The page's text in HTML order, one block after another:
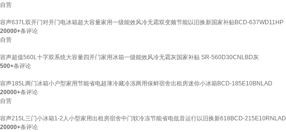
自营
容声637L双开门对开门电冰箱超大容量家用一级能效风冷无霜双变频节能以旧换新国家补贴BCD-637WD11HP
20000+条评论
自营
容声超值560L十字双系统大容量四开门家用冰箱一级能效风冷无霜灰国家补贴 SR-560D30CNLBD灰
500+条评论
容声185L两门冰箱小户型家用节能省电超薄冷藏冷冻两用保鲜宿舍出租房迷你小冰箱BCD-185E10BNLAD
20000+条评论
自营
容声215L三门小冰箱1-2人小型家用出租房宿舍中门软冷冻节能省电低音运行以旧换新618BCD-215E10RNLAD
20000+条评论